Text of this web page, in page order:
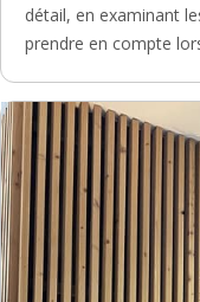
détail, en examinant
prendre en compte